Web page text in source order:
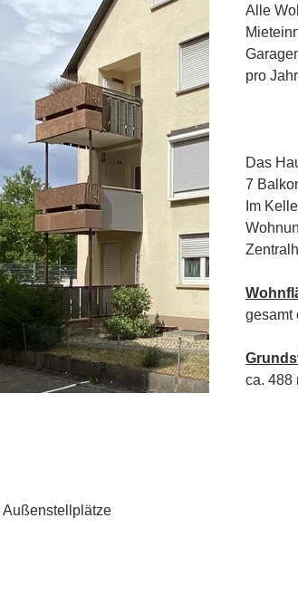
Alle
pro
Das
7
Im
gesamt
ca. 488
Außenstellplätze